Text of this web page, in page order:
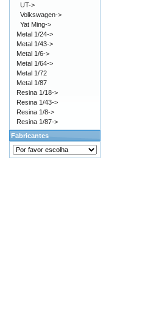
UT->
Volkswagen->
Yat Ming->
Metal 1/24->
Metal 1/43->
Metal 1/6->
Metal 1/64->
Metal 1/72
Metal 1/87
Resina 1/18->
Resina 1/43->
Resina 1/8->
Resina 1/87->
Fabricantes